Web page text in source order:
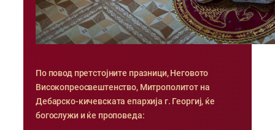
По повод претстојните празници, Неговото
Високопреосвештенство, Митрополитот на
Дебарско-кичевската епархија г. Георгиј, ќе
богослужи и ќе проповеда: